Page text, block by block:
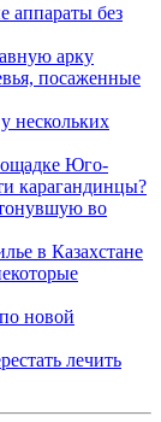
аппараты без
арку
посаженные
нескольких
Юго-
карагандинцы?
во
в Казахстане
новой
лечить